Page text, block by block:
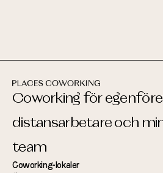
Coworking för
distansarbetare och
team
Coworking-lokaler